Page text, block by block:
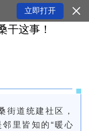
立即打开
干这事！
街道统建社区，
里皆知的“暖心